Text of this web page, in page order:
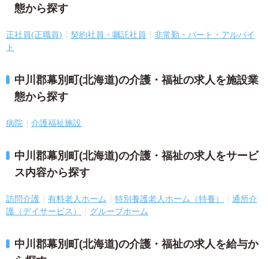
態から探す
正社員(正職員) 契約社員・嘱託社員
非常勤・パート・アルバイ
ト
中川郡幕別町(北海道)の介護・福祉の求人を施設業
態から探す
病院 介護福祉施設
中川郡幕別町(北海道)の介護・福祉の求人をサービ
ス内容から探す
訪問介護 有料老人ホーム 特別養護老人ホーム（特養）
通所介
護（デイサービス）
グループホーム
中川郡幕別町(北海道)の介護・福祉の求人を給与か